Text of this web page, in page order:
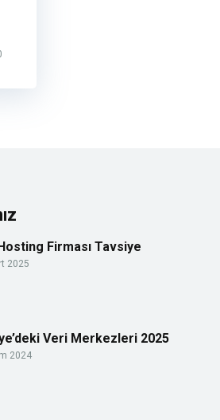
Firması Tavsiye
2025
Veri Merkezleri 2025
2024